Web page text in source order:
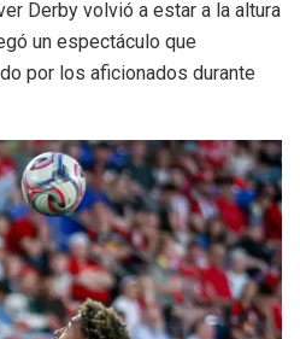
Derby volvió a estar a la altura
un espectáculo que
por los aficionados durante